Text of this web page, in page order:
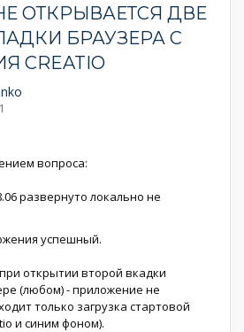
ОТКРЫВАЕТСЯ ДВЕ
БРАУЗЕРА С
CREATIO
вопроса:
развернуто локально не
успешный.
открытии второй вкадки
(любом) - приложение не
только загрузка стартовой
и синим фоном).